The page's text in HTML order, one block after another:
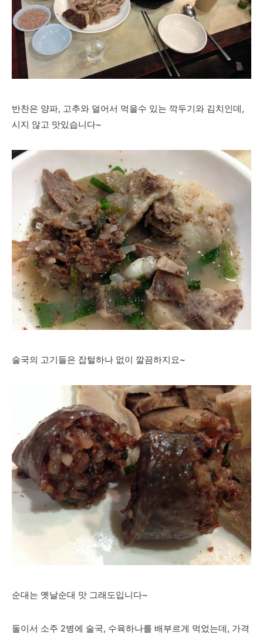
반찬은 양파, 고추와 덜어서 먹을수 있는 깍두기와 김치인데,
시지 않고 맛있습니다~
술국의 고기들은 잡털하나 없이 깔끔하지요~
순대는 옛날순대 맛 그래도입니다~
둘이서 소주 2병에 술국, 수육하나를 배부르게 먹었는데, 가격